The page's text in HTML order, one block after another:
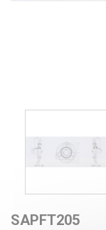
SAPFT205